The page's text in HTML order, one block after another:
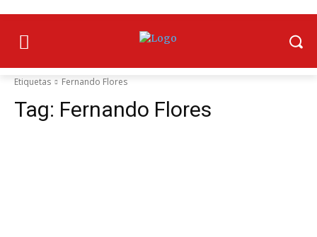
Etiquetas Fernando Flores
Tag: Fernando Flores